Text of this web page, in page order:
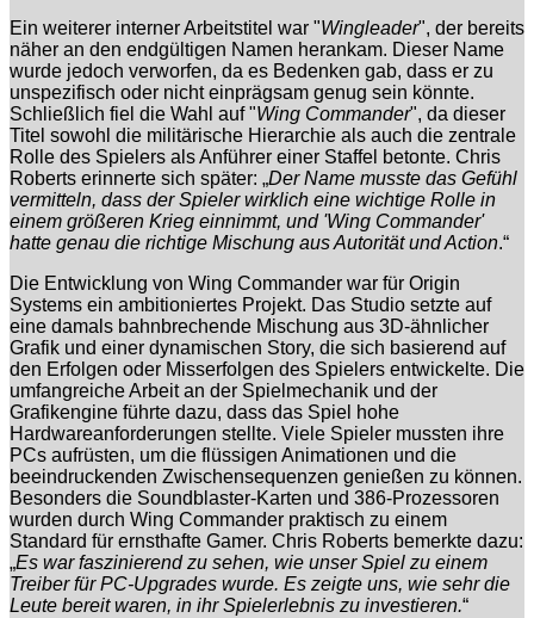
Ein weiterer interner Arbeitstitel war "Wingleader", der bereits
näher an den endgültigen Namen herankam. Dieser Name
wurde jedoch verworfen, da es Bedenken gab, dass er zu
unspezifisch oder nicht einprägsam genug sein könnte.
Schließlich fiel die Wahl auf "Wing Commander", da dieser
Titel sowohl die militärische Hierarchie als auch die zentrale
Rolle des Spielers als Anführer einer Staffel betonte. Chris
Roberts erinnerte sich später: „Der Name musste das Gefühl
vermitteln, dass der Spieler wirklich eine wichtige Rolle in
einem größeren Krieg einnimmt, und 'Wing Commander'
hatte genau die richtige Mischung aus Autorität und Action.“
Die Entwicklung von Wing Commander war für Origin
Systems ein ambitioniertes Projekt. Das Studio setzte auf
eine damals bahnbrechende Mischung aus 3D-ähnlicher
Grafik und einer dynamischen Story, die sich basierend auf
den Erfolgen oder Misserfolgen des Spielers entwickelte. Die
umfangreiche Arbeit an der Spielmechanik und der
Grafikengine führte dazu, dass das Spiel hohe
Hardwareanforderungen stellte. Viele Spieler mussten ihre
PCs aufrüsten, um die flüssigen Animationen und die
beeindruckenden Zwischensequenzen genießen zu können.
Besonders die Soundblaster-Karten und 386-Prozessoren
wurden durch Wing Commander praktisch zu einem
Standard für ernsthafte Gamer. Chris Roberts bemerkte dazu:
„Es war faszinierend zu sehen, wie unser Spiel zu einem
Treiber für PC-Upgrades wurde. Es zeigte uns, wie sehr die
Leute bereit waren, in ihr Spielerlebnis zu investieren.“